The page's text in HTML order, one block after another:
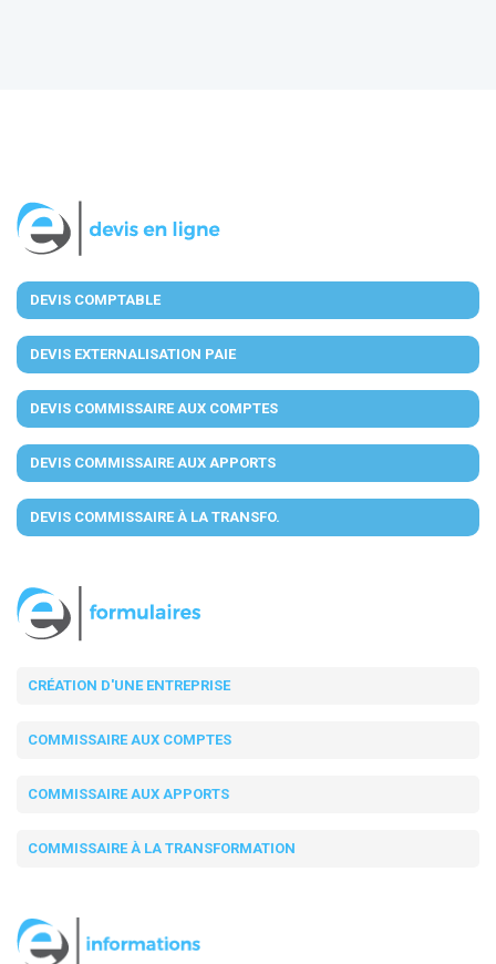
DEVIS COMPTABLE
DEVIS EXTERNALISATION PAIE
DEVIS COMMISSAIRE AUX COMPTES
DEVIS COMMISSAIRE AUX APPORTS
DEVIS COMMISSAIRE À LA TRANSFO.
CRÉATION D'UNE ENTREPRISE
COMMISSAIRE AUX COMPTES
COMMISSAIRE AUX APPORTS
COMMISSAIRE À LA TRANSFORMATION